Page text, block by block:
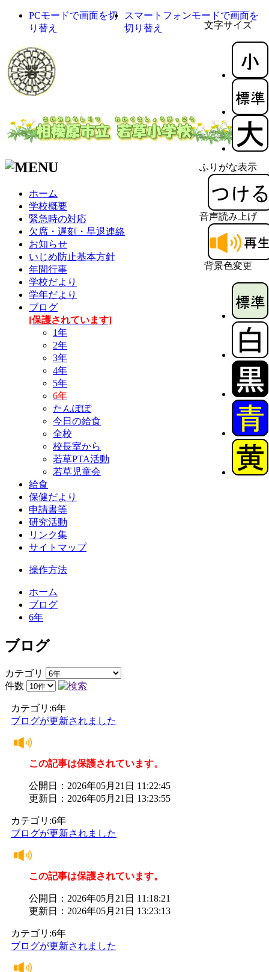
文字サイズ
ふりがな表示
音声読み上げ
背景色変更
PCモードで画面を切
り替え
スマートフォンモードで画面を
切り替え
ホーム
学校概要
緊急時の対応
欠席・遅刻・早退連絡
お知らせ
いじめ防止基本方針
年間行事
学校だより
学年だより
ブログ
[保護されています]
1年
2年
3年
4年
5年
6年
たんぽぽ
今日の給食
全校
校長室から
若草PTA活動
若草児童会
給食
保健だより
申請書等
研究活動
リンク集
サイトマップ
操作方法
ホーム
ブログ
6年
ブログ
カテゴリ
件数
カテゴリ:6年
ブログが更新されました
この記事は保護されています。
公開日：2026年05月21日 11:22:45
更新日：2026年05月21日 13:23:55
カテゴリ:6年
ブログが更新されました
この記事は保護されています。
公開日：2026年05月21日 11:18:21
更新日：2026年05月21日 13:23:13
カテゴリ:6年
ブログが更新されました